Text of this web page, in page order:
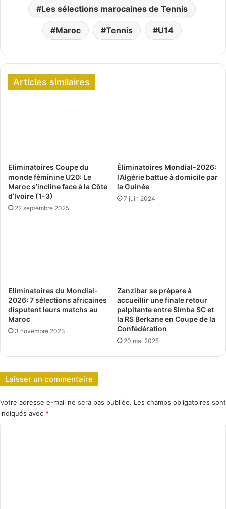
Les sélections marocaines de Tennis
Maroc Tennis U14
Articles similaires
Eliminatoires Coupe du
monde féminine U20: Le
Maroc s’incline face à la Côte
d’Ivoire (1-3)
22 septembre 2025
Éliminatoires Mondial-2026:
l’Algérie battue à domicile par
la Guinée
7 juin 2024
Eliminatoires du Mondial-
2026: 7 sélections africaines
disputent leurs matchs au
Maroc
3 novembre 2023
Zanzibar se prépare à
accueillir une finale retour
palpitante entre Simba SC et
la RS Berkane en Coupe de la
Confédération
20 mai 2025
Laisser un commentaire
Votre adresse e-mail ne sera pas publiée. Les champs obligatoires sont
indiqués avec *